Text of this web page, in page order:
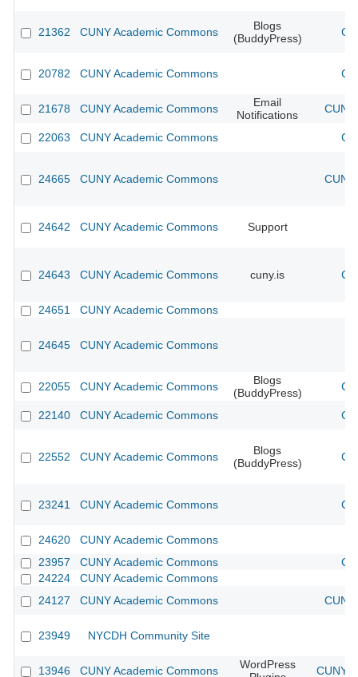
21362 CUNY Academic Commons
Blogs
(BuddyPress)
20782 CUNY Academic Commons
21678 CUNY Academic Commons
Email
Notifications
22063 CUNY Academic Commons
24665 CUNY Academic Commons
24642 CUNY Academic Commons Support
24643 CUNY Academic Commons cuny.is
24651 CUNY Academic Commons
24645 CUNY Academic Commons
22055 CUNY Academic Commons
Blogs
(BuddyPress)
22140 CUNY Academic Commons
22552 CUNY Academic Commons
Blogs
(BuddyPress)
23241 CUNY Academic Commons
24620
CUNY Academic Commons
23957
CUNY Academic Commons
24224
CUNY Academic Commons
24127
CUNY Academic Commons
23949 NYCDH Community Site
13946 CUNY Academic Commons
WordPress
CUNY